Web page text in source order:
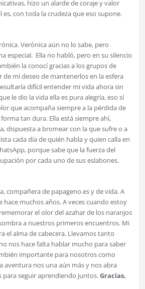
hizo un alarde de coraje y valor
es, con toda la crudeza que eso supone.
Verónica aún no lo sabe, pero
especial. Ella no habló, pero en su silencio
la conocí gracias a los grupos de
de mi deseo de mantenerlos en la esfera
difícil entender mi vida ahora sin
le dio la vida ella es pura alegría, eso sí
que acompaña siempre a la pérdida de
tan dura. Ella está siempre ahí,
dispuesta a bromear con la que sufre o a
cada día de quién habla y quien calla en
porque sabe que la fuerza del
por cada uno de sus eslabones.
compañera de papageno.es y de vida. A
hace muchos años. A veces cuando estoy
el olor del azahar de los naranjos
a nuestros primeros encuentros. Mi
el alma de cabecera. Llevamos tanto
nos hace falta hablar mucho para saber
importante para nosotros como
aventura nos una aún más y nos abra
seguir aprendiendo juntos.Gracias.